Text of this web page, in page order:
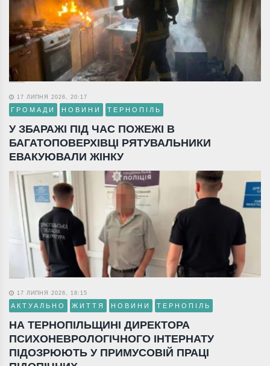
17 ЛИПНЯ 2026, 20:17
ГРОМАДИ НОВИНИ ТЕРНОПІЛЬ
У ЗБАРАЖІ ПІД ЧАС ПОЖЕЖІ В
БАГАТОПОВЕРХІВЦІ РЯТУВАЛЬНИКИ
ЕВАКУЮВАЛИ ЖІНКУ
17 ЛИПНЯ 2026, 18:15
АКТУАЛЬНО ЖИТТЯ НОВИНИ ТЕРНОПІЛЬ
НА ТЕРНОПІЛЬЩИНІ ДИРЕКТОРА
ПСИХОНЕВРОЛОГІЧНОГО ІНТЕРНАТУ
ПІДОЗРЮЮТЬ У ПРИМУСОВІЙ ПРАЦІ